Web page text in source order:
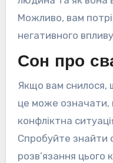
Можливо, вам
негативного
Сон про
Якщо вам снилося,
це може означати,
конфліктна
Спробуйте знайти
розв’язання цього